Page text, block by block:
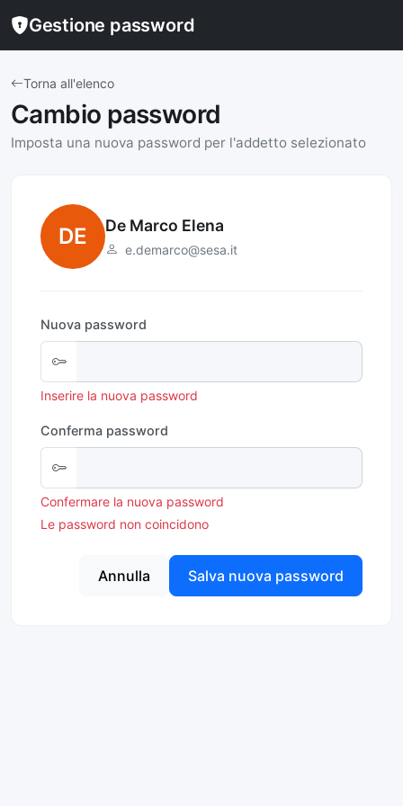
Gestione password
Torna all'elenco
Cambio password
Imposta una nuova password per l'addetto selezionato
DE De Marco Elena
e.demarco@sesa.it
Nuova password
Inserire la nuova password
Conferma password
Confermare la nuova password
Le password non coincidono
Annulla